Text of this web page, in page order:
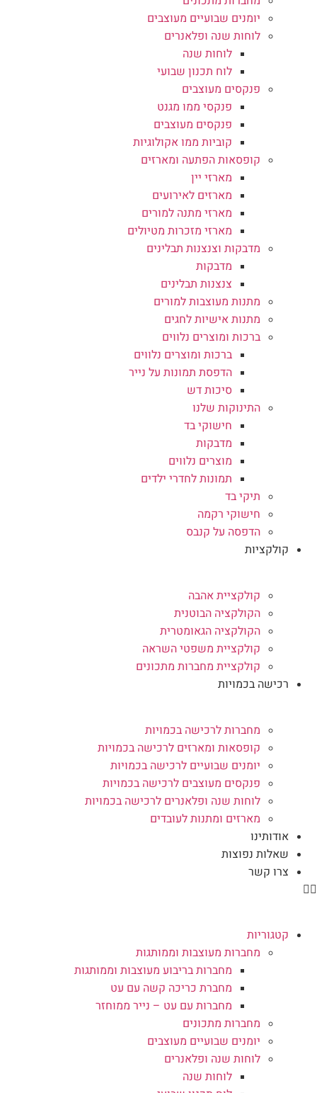
יומנים שבועיים מעוצבים
לוחות שנה ופלאנרים
לוחות שנה
לוח תכנון שבועי
פנקסים מעוצבים
פנקסי ממו מגנט
פנקסים מעוצבים
קוביות ממו אקולוגיות
קופסאות הפתעה ומארזים
מארזי יין
מארזים לאירועים
מארזי מתנה למורים
מארזי מזכרות מטיולים
מדבקות וצנצנות תבלינים
מדבקות
צנצנות תבלינים
מתנות מעוצבות למורים
מתנות אישיות לחגים
ברכות ומוצרים נלווים
ברכות ומוצרים נלווים
הדפסת תמונות על נייר
סיכות דש
התינוקות שלנו
חישוקי בד
מדבקות
מוצרים נלווים
תמונות לחדרי ילדים
תיקי בד
חישוקי רקמה
הדפסה על קנבס
קולקציות
קולקציית אהבה
הקולקציה הבוטנית
הקולקציה הגאומטרית
קולקציית משפטי השראה
קולקציית מחברות מתכונים
רכישה בכמויות
מחברות לרכישה בכמויות
קופסאות ומארזים לרכישה בכמויות
יומנים שבועיים לרכישה בכמויות
פנקסים מעוצבים לרכישה בכמויות
לוחות שנה ופלאנרים לרכישה בכמויות
מארזים ומתנות לעובדים
אודותינו
שאלות נפוצות
צרו קשר
קטגוריות
מחברות מעוצבות וממותגות
מחברות בריבוע מעוצבות וממותגות
מחברת כריכה קשה עם עט
מחברות עם עט – נייר ממוחזר
מחברות מתכונים
יומנים שבועיים מעוצבים
לוחות שנה ופלאנרים
לוחות שנה